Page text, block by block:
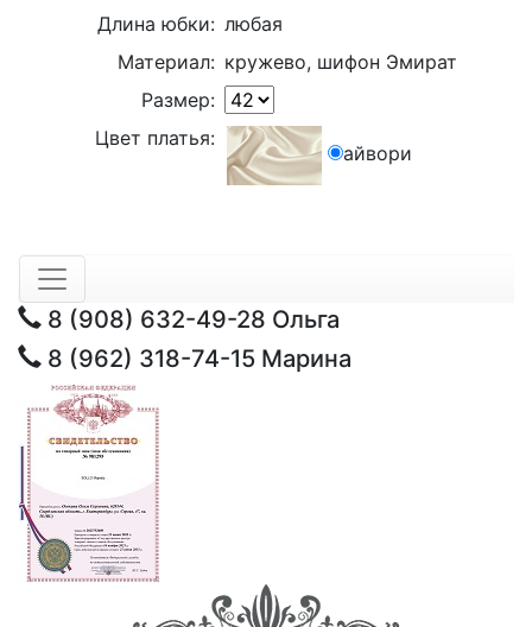
Длина юбки: любая
Материал: кружево, шифон Эмират
Размер:
Цвет платья:
айвори
8 (908) 632-49-28 Ольга
8 (962) 318-74-15 Марина